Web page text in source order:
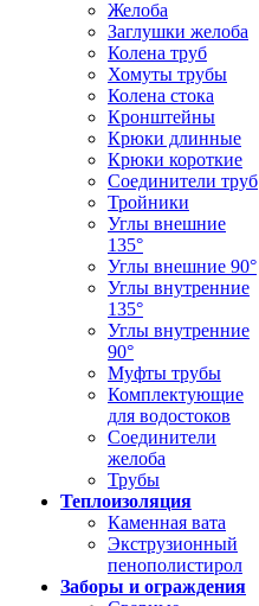
Желоба
Заглушки желоба
Колена труб
Хомуты трубы
Колена стока
Кронштейны
Крюки длинные
Крюки короткие
Соединители труб
Тройники
Углы внешние
135°
Углы внешние 90°
Углы внутренние
135°
Углы внутренние
90°
Муфты трубы
Комплектующие
для водостоков
Соединители
желоба
Трубы
Теплоизоляция
Каменная вата
Экструзионный
пенополистирол
Заборы и ограждения